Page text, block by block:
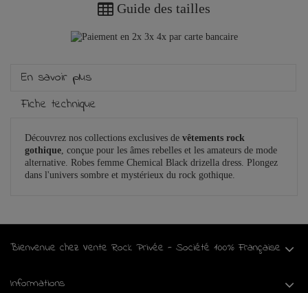
Guide des tailles
En savoir plus
Fiche technique
Découvrez nos collections exclusives de vêtements rock
gothique, conçue pour les âmes rebelles et les amateurs de mode
alternative. Robes femme Chemical Black drizella dress. Plongez
dans l'univers sombre et mystérieux du rock gothique.
Bienvenue chez Vente Rock Privée - Société 100% Française
Informations